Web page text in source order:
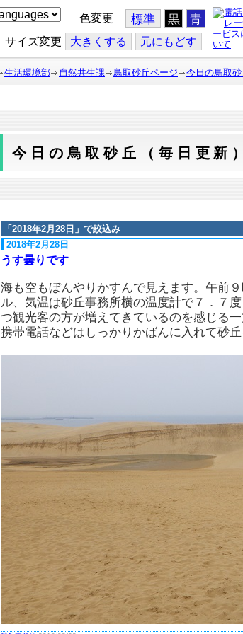
色変更 標準 黒 青
サイズ変更 大きくする 元にもどす
生活環境部 自然共生課 鳥取砂丘ページ 今日の鳥取砂
今日の鳥取砂丘（毎日更新）
「 2018年2月28日 」で絞込み
2018年2月28日
うす曇りです
海も空もぼんやりかすんで見えます。午前
ル、気温は砂丘事務所横の温度計で７．７
つ観光客の方が増えてきているのを感じる
携帯電話などはしっかりかばんに入れて砂丘